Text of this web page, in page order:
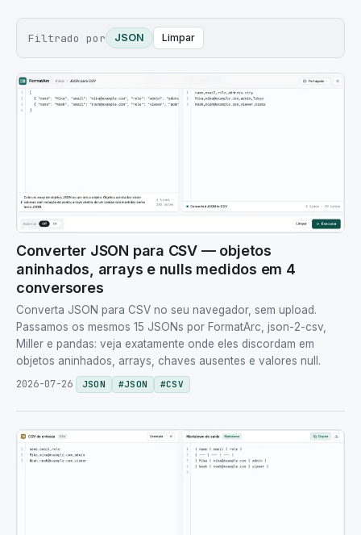
Filtrado por JSON Limpar
Converter JSON para CSV — objetos
aninhados, arrays e nulls medidos em 4
conversores
Converta JSON para CSV no seu navegador, sem upload.
Passamos os mesmos 15 JSONs por FormatArc, json-2-csv,
Miller e pandas: veja exatamente onde eles discordam em
objetos aninhados, arrays, chaves ausentes e valores null.
2026-07-26
JSON #JSON #CSV